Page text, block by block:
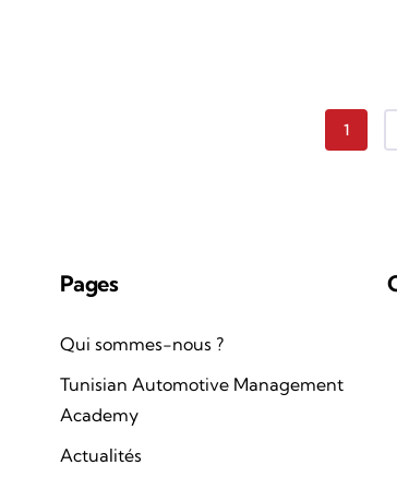
Page
1
Pages
Qui sommes-nous ?
Tunisian Automotive Management
Academy
Actualités